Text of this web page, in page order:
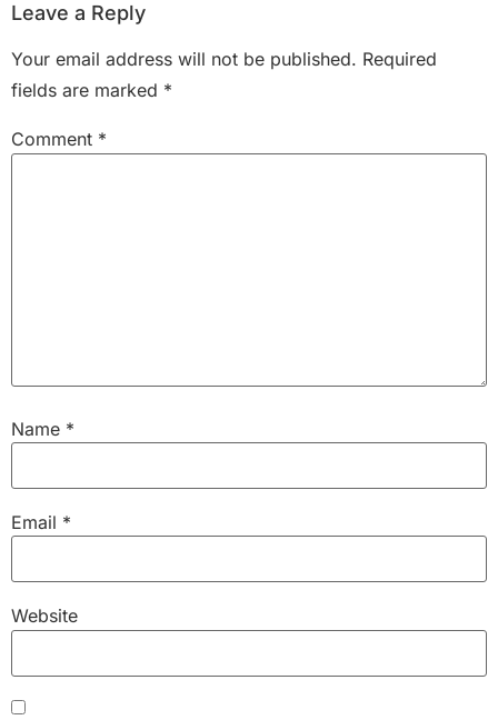
Leave a Reply
Your email address will not be published. Required
fields are marked *
Comment *
Name *
Email *
Website